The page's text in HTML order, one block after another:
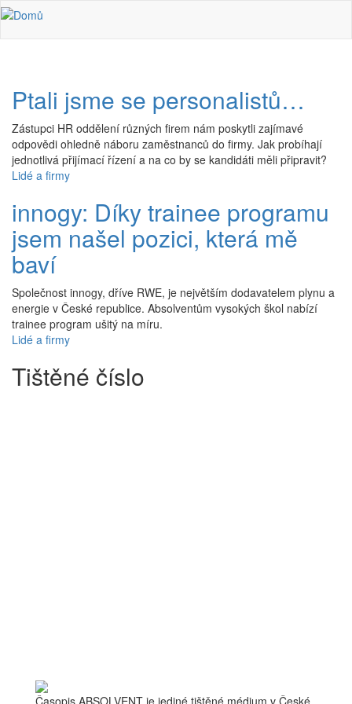
Přejít k hlavnímu obsahu
Ptali jsme se personalistů…
Zástupci HR oddělení různých firem nám poskytli zajímavé
odpovědi ohledně náboru zaměstnanců do firmy. Jak probíhají
jednotlivá přijímací řízení a na co by se kandidáti měli připravit?
Lidé a firmy
innogy: Díky trainee programu
jsem našel pozici, která mě
baví
Společnost innogy, dříve RWE, je největším dodavatelem plynu a
energie v České republice. Absolventům vysokých škol nabízí
trainee program ušitý na míru.
Lidé a firmy
Tištěné číslo
Časopis ABSOLVENT je jediné tištěné médium v České